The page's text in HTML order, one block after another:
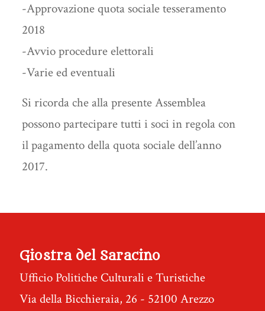
-Approvazione quota sociale tesseramento
2018
-Avvio procedure elettorali
-Varie ed eventuali
Si ricorda che alla presente Assemblea
possono partecipare tutti i soci in regola con
il pagamento della quota sociale dell’anno
2017.
Giostra del Saracino
Ufficio Politiche Culturali e Turistiche
Via della Bicchieraia, 26 - 52100 Arezzo